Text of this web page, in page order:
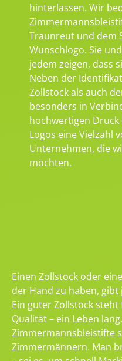
hinterlassen. Wir
Traunreut und dem
Wunschlogo. Sie
jedem zeigen, dass
Neben der
Zollstock als auch
besonders in
hochwertigen
Logos eine Vielzahl
Unternehmen, die
möchten.
Einen Zollstock oder
der Hand zu haben,
Ein guter Zollstock
Qualität – ein Leben
Zimmermannsbleistifte
Zimmermännern. Man